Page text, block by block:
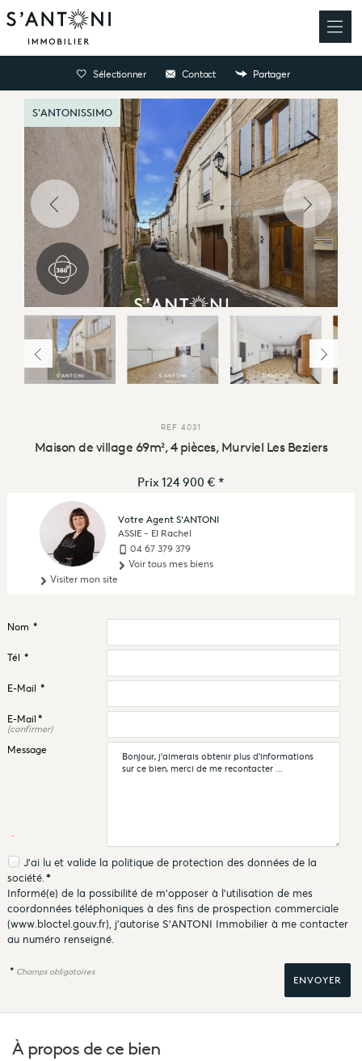
Sélectionner Contact Partager
S'ANTONISSIMO
REF 4031
Maison de village 69m², 4 pièces, Murviel Les Beziers
Prix124 900 € *
Votre Agent S'ANTONI
ASSIE - EI Rachel
04 67 379 379
Voir tous mes biens
Visiter mon site
Nom *
Tél *
E-Mail *
E-Mail *
(confirmer)
Message
J'ai lu et valide la politique de protection des donnéesde la
société.*
Informé(e) de la possibilité de m'opposer à l'utilisation de mes
coordonnées téléphoniques à des fins de prospection commerciale
(www.bloctel.gouv.fr), j'autorise S'ANTONI Immobilier à me contacter
au numéro renseigné.
* Champs obligatoires
À propos de ce bien